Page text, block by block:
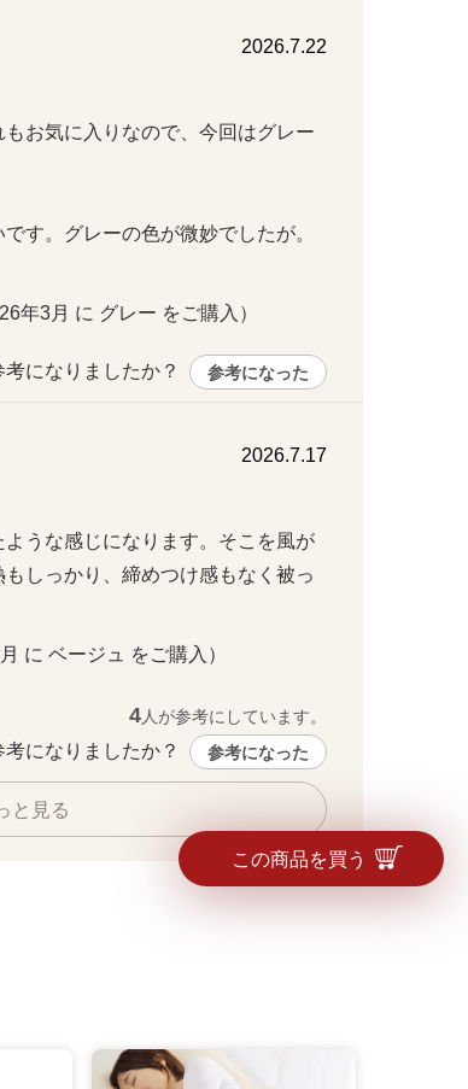
2026.7.22
お気に入りなので、今回はグレー
す。グレーの色が微妙でしたが。
年3月 に グレー をご購入）
考になりましたか？ 参考になった
2026.7.17
うな感じになります。そこを風が
しっかり、締めつけ感もなく被っ
に ベージュ をご購入）
4人が参考にしています。
考になりましたか？ 参考になった
と見る
この商品を買う